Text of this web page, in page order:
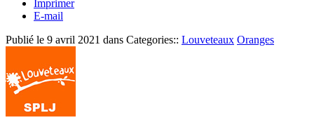
Imprimer
E-mail
Publié le 9 avril 2021 dans Categories:: Louveteaux Oranges